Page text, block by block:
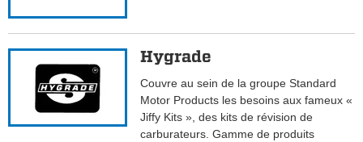
Hygrade
Couvre au sein de la groupe Standard
Motor Products les besoins aux fameux «
Jiffy Kits », des kits de révision de
carburateurs. Gamme de produits